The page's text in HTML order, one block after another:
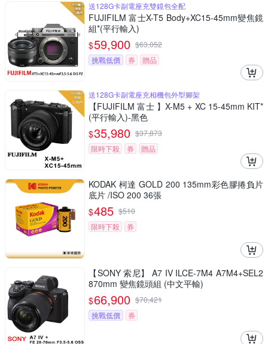
送128G卡副電座充雙鏡包全配
FUJIFILM 富士X-T5 Body+XC15-45mm變焦鏡
組*(平行輸入)
$59,900 $63,052
挑戰低價
券 贈品
送128G卡副電座充相機包外型腳架
【FUJIFILM 富士 】X-M5 + XC 15-45mm KIT*
(平行輸入)-黑色
$35,980 $37,873
限時下殺
券 贈品
KODAK 柯達 GOLD 200 135mm彩色膠捲負片
底片 /ISO 200 36張
$485 $510
限時下殺
券
【SONY 索尼】 A7 IV ILCE-7M4 A7M4+SEL2
870mm 變焦鏡頭組 (中文平輸)
$66,900 $70,421
挑戰低價
券